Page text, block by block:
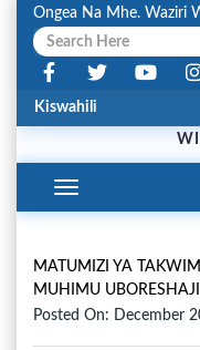
Ongea Na Mhe. Waziri
Toggle
Navigation
MATUMIZI YA
MUHIMU
Posted On: December